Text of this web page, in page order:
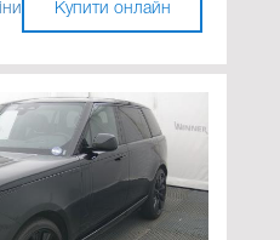
Купити онлайн